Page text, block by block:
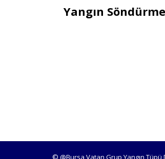
Yangın
© @Bursa Vatan Grup Yangın Tüpü